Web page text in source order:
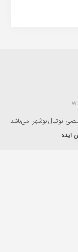
فوتبال بوشهر" می‌باشد.
ایده